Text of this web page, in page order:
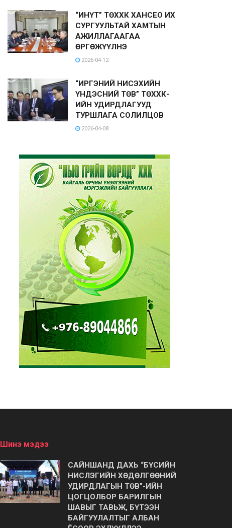
“ИНҮТ” ТӨХХК ХАНСЕО ИХ
СУРГУУЛЬТАЙ ХАМТЫН
АЖИЛЛАГААГАА
ӨРГӨЖҮҮЛНЭ
2026-04-12
“ИРГЭНИЙ НИСЭХИЙН
ҮНДЭСНИЙ ТӨВ” ТӨХХК-
ИЙН УДИРДЛАГУУД
ТУРШЛАГА СОЛИЛЦОВ
2026-04-08
Шинэ мэдээ
САЙНШАНД ДАХЬ “БҮСИЙН
НИСЛЭГИЙН ХӨДӨЛГӨӨНИЙ
УДИРДЛАГЫН ТӨВ”-ИЙН
ЦОГЦОЛБОР БАРИЛГЫН
ШАВЫГ ТАВЬЖ, БҮТЭЭН
БАЙГУУЛАЛТЫГ АЛБАН